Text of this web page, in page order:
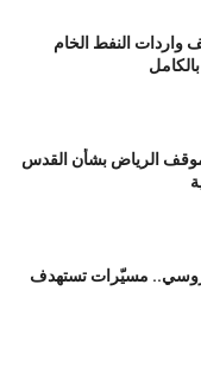
واردات النفط الخام
موقف الرياض بشأن القدس
مسيّرات تستهدف